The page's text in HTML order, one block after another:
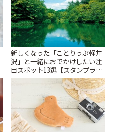
新しくなった「ことりっぷ軽井
沢」と一緒におでかけしたい注
目スポット13選【スタンプラリ
ー開催中】 | ことりっぷ